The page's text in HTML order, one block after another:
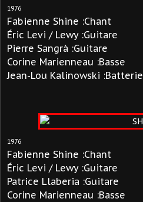
1976
Fabienne Shine :Chant
Éric Levi / Lewy :Guitare
Pierre Sangrà :Guitare
Corine Marienneau :Basse
Jean-Lou Kalinowski :Batterie
1976
Fabienne Shine :Chant
Éric Levi / Lewy :Guitare
Patrice Llaberia :Guitare
Corine Marienneau :Basse